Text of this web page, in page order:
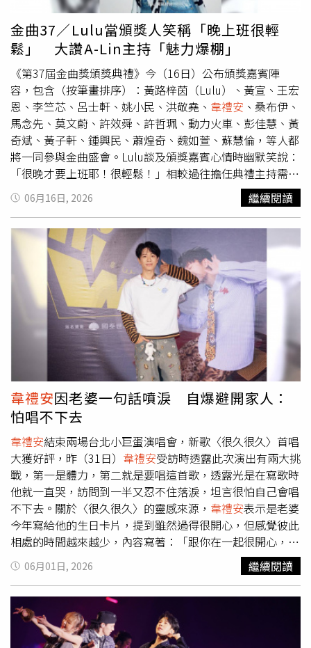
江用餐，分享學生時代只要系籃練完球，就會和同學相約來
這裡大口吃肉。當時午餐吃到飽只要250元，他笑著表示，
以學生來說價格便宜、份量又多，還一邊吃、一邊忍不住直
呼：「250元可以吃到這種東西，好爽！」充分展現學生時
代最真實的心情。梅江主打韓式銅盤烤肉吃到飽，提供牛、
豬、羊、雞四種肉品，以及青菜、冬粉、韓式小菜無限供
應。許多老饕認為，它並非走精緻燒肉路線，而是以「吃粗
飽、吃肉吃到爽」聞名，其中銅盤烤肉流下的肉汁與高麗
菜、冬粉一起熬煮，更是不少老顧客最懷念的經典滋味。歇
業消息曝光後，大批網友紛紛留言表示，「陪我度過學生時
期和剛出社會的聚餐時光」、「以前門口天天排隊」、「20
年前就在吃了」、「學生蛋白質補給站」、「窮學生可以大
口吃肉的地方」、「青春回憶又少一家」、「這是時代的眼
淚」。還有人表示，自己如今已年過半百，學生時代就是店
裡常客，因此推估梅江實際營業時間恐怕早已超過30年，而
非外界所稱的20多年。不少老顧客也分享，全盛時期一餐只
要200多元就能吃到飽，第一次上門時還小心翼翼一片片夾
肉，沒想到店員直接豪邁地把整盤肉倒滿銅盤，那一幕至今
仍令人印象深刻。隨著物價上漲，價格一路從200多元、
250元，調整到如今平日午餐350元、晚餐及假日400元，雖
然仍免收服務費，但已不像過去那樣具有壓倒性的價格優
勢。也有不少網友坦言，近年再次回訪時，發現店內環境、
衛生、服務品質及餐點內容，已與記憶中的模樣有所落差；
有人直言「讓回憶停留在青春就好」，也有人認為，隨著年
紀增長，現在反而更偏好精緻、份量適中的燒肉，而不是單
純追求吃到飽。此外，也有民眾分析，若老店長期未改善服
務品質、食材特色與用餐環境，加上價格提高至350元至
400元後，對以學生為主的消費族群吸引力自然逐漸下降，
在連鎖燒肉品牌、火鍋吃到飽及各式新型餐飲競爭下，更難
維持昔日榮景。儘管有人認為梅江近年的表現已不如以往，
但仍有不少老顧客表示，一家店能陪伴台大學生與在地居民
超過30年，本身就是一件值得掌聲的事，而它留下的，不只
是銅盤烤肉的味道，更是一整個世代共同擁有的青春記憶。
金曲37／Lulu當頒獎人笑稱「晚上班很輕
鬆」 大讚A-Lin主持「魅力爆棚」
《第37屆金曲獎頒獎典禮》今（16日）公布頒獎嘉賓陣
容，包含（按筆畫排序）：黃路梓茵（Lulu）、黃宣、王宏
恩、李竺芯、呂士軒、姚小民、洪敬堯、 韋禮安 、桑布伊、
馬念先、莫文蔚、許效舜、許哲珮、動力火車、彭佳慧、黃
奇斌、黃子軒、鍾興民、蕭煌奇、魏如萱、蘇慧倫，等人都
將一同參與金曲盛會。Lulu談及頒獎嘉賓心情時幽默笑說：
「很晚才要上班耶！很輕鬆！」相較過往擔任典禮主持需從
下午全面備戰，這次以頒獎人身分參與，反而多了一份從
容。而談及本屆的典禮主持人A-Lin，Lulu開心表示兩人私
下多了主持的共同話題，並對A-Lin的主持功力充滿信心，
深信對方絕對能游刃有餘，Lulu更滿懷期待地直呼：「A-
Lin本身就魅力爆棚了，只要一上台，大家一定都會被療
癒、開心的！」 身為「金曲前輩」的動力火車則表示：
「其實最希望是來金曲是領獎不是頒獎啦！」更恭喜所有入
圍者被金曲肯定，而成軍多年，提及到如何維持長久相處且
不離不棄的默契秘訣時，兩位再度展現反差萌，大方傳授心
法：「盡量互相體諒包容！」幽默風趣的互動更為本屆頒獎
嘉賓注入滿滿亮點。動力火車將擔任本屆金曲頒獎嘉賓。
（圖／台視提供）《第37屆金曲獎頒獎典禮》將於6月27日
在台北小巨蛋舉行，當天下午5點將live轉播星光大道及晚間
7點的頒獎典禮，並在台視與金曲YouTube播出。此外，也
可以透過LINE TODAY、LINE MUSIC官方帳號收看直播。其
他播出平台還包括中華電信MOD、新加坡StarHub「HUB
都會台」、馬來西亞Astro（含汶萊）等都會播出。全球觀
眾只要透過以上各平台皆能觀賞第37屆金曲獎頒獎典禮精采
盛會。
06月16日, 2026 繼續閱讀
韋禮安因老婆一句話噴淚 自爆避開家人：
怕唱不下去
韋禮安結束兩場台北小巨蛋演唱會，新歌〈很久很久〉首唱
大獲好評，昨（31日） 韋禮安受訪時透露此次演出有兩大挑
戰，第一是體力，第二就是要唱這首歌，透露光是在寫歌時
他就一直哭，訪問到一半又忍不住落淚，坦言很怕自己會唱
不下去。關於〈很久很久〉的靈感來源， 韋禮安表示是老婆
今年寫給他的生日卡片，提到雖然過得很開心，但感覺彼此
相處的時間越來越少，內容寫著：「跟你在一起很開心，但
每過一次生日感覺我們相處的時光都在倒數。」讓他頓時很
有感觸，因為這首歌太容易觸動情感，正式演唱時他還特別
刻意避開家人坐的那一區。老婆在籌備期間給予韋禮安許多
正面能量，下台後也稱讚「很棒」，讓他十分感謝太太在身
邊陪伴與鼓勵。問及外界關心的求子進度，
還沒有做人成功的好消息，主要是擔心自己身為公眾人物，
06月01日, 2026 繼續閱讀